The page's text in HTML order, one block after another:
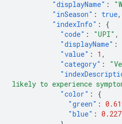
"displayName" :
"inSeason" : true,
"indexInfo" :
{
"code" : "UPI" ,
"displayName" :
"value" : 1 ,
"category" :
likely to experience
"color" :
{
"green" :
"blue" :